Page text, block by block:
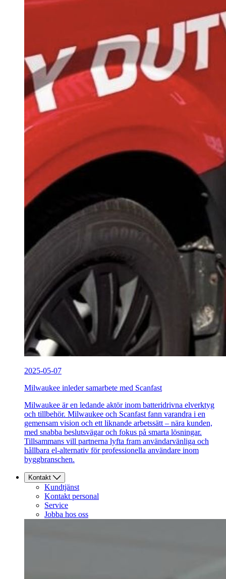
2025-05-07
Milwaukee inleder samarbete med Scanfast
Milwaukee är en ledande aktör inom batteridrivna elverktyg
och tillbehör. Milwaukee och Scanfast fann varandra i en
gemensam vision och ett liknande arbetssätt – nära kunden,
med snabba beslutsvägar och fokus på smarta lösningar.
Tillsammans vill partnerna lyfta fram användarvänliga och
hållbara el-alternativ för professionella användare inom
byggbranschen.
Kontakt
Kundtjänst
Kontakt personal
Service
Jobba hos oss